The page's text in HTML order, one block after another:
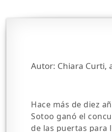
Autor: Chiara Curti,
Hace más de diez
Sotoo ganó el
de las puertas para